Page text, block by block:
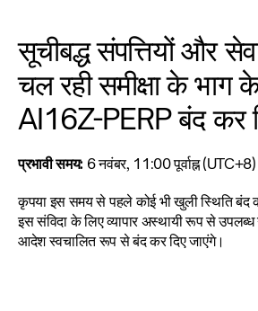
सूचीबद्ध संपत्तियों और
चल रही समीक्षा के भाग
AI16Z-PERP बंद कर
प्रभावी समय: 6 नवंबर, 11:00 पूर्वाह्न (UTC+8)
कृपया इस समय से पहले कोई भी खुली स्थिति बंद
इस संविदा के लिए व्यापार अस्थायी रूप से
आदेश स्वचालित रूप से बंद कर दिए जाएंगे।